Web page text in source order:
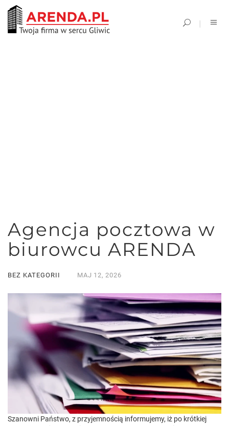
Agencja pocztowa w
biurowcu ARENDA
BEZ KATEGORII MAJ 12, 2026
Szanowni Państwo, z przyjemnością informujemy, iż po krótkiej